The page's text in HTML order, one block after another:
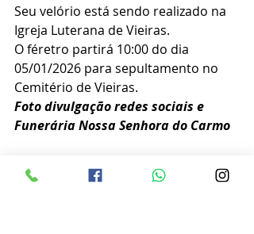
Seu velório está sendo realizado na
Igreja Luterana de Vieiras.
O féretro partirá 10:00 do dia
05/01/2026 para sepultamento no
Cemitério de Vieiras.
Foto divulgação redes sociais e
Funerária Nossa Senhora do Carmo